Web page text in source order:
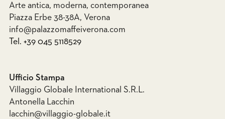
Arte antica, moderna, contemporanea
Piazza Erbe 38-38A, Verona
info@palazzomaffeiverona.com
Tel. +39 045 5118529
Ufficio Stampa
Villaggio Globale International S.R.L.
Antonella Lacchin
lacchin@villaggio-globale.it